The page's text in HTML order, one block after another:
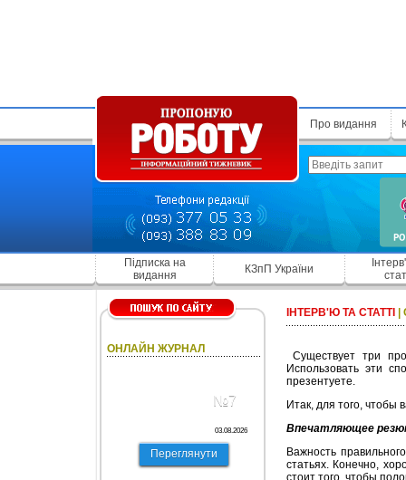
Про видання
Підписка на
видання
КЗпП України
ОНЛАЙН ЖУРНАЛ
№7
03.08.2026
Переглянути
ІНТЕРВ'Ю ТА СТАТТІ
Существует три
Использовать эти
презентуете.
Итак, для того, чтобы
Впечатляющее
Важность
статьях. Конечно,
стоит того, чтобы